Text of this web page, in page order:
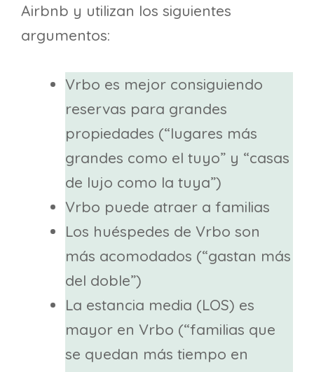
Airbnb y utilizan los siguientes
argumentos:
Vrbo es mejor consiguiendo
reservas para grandes
propiedades (“lugares más
grandes como el tuyo” y “casas
de lujo como la tuya”)
Vrbo puede atraer a familias
Los huéspedes de Vrbo son
más acomodados (“gastan más
del doble”)
La estancia media (LOS) es
mayor en Vrbo (“familias que
se quedan más tiempo en